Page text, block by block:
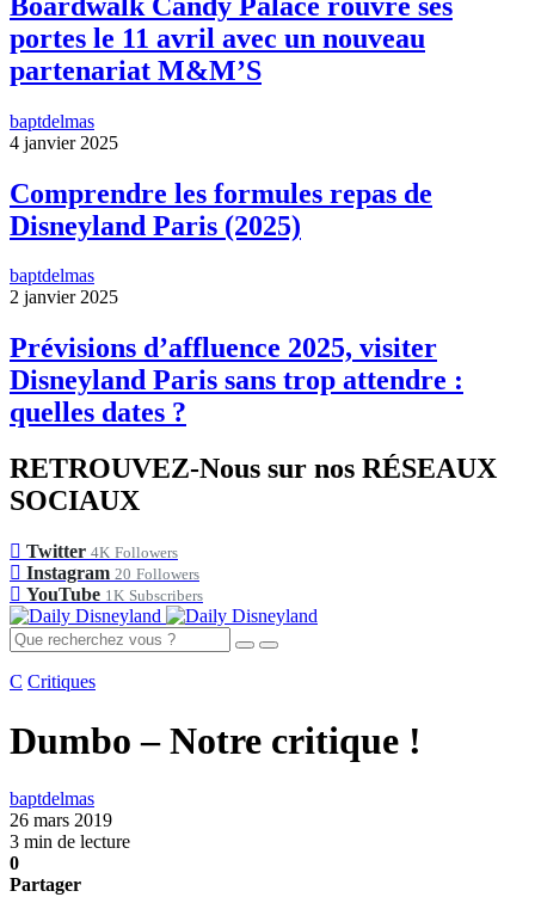
portes le 11 avril avec un nouveau
partenariat M&M’S
baptdelmas
4 janvier 2025
Comprendre les formules repas de
Disneyland Paris (2025)
baptdelmas
2 janvier 2025
Prévisions d’affluence 2025, visiter
Disneyland Paris sans trop attendre :
quelles dates ?
RETROUVEZ-Nous sur nos RÉSEAUX
SOCIAUX
Twitter 4K Followers
Instagram 20 Followers
YouTube 1K Subscribers
C Critiques
Dumbo – Notre critique !
baptdelmas
26 mars 2019
3 min de lecture
0
Partager